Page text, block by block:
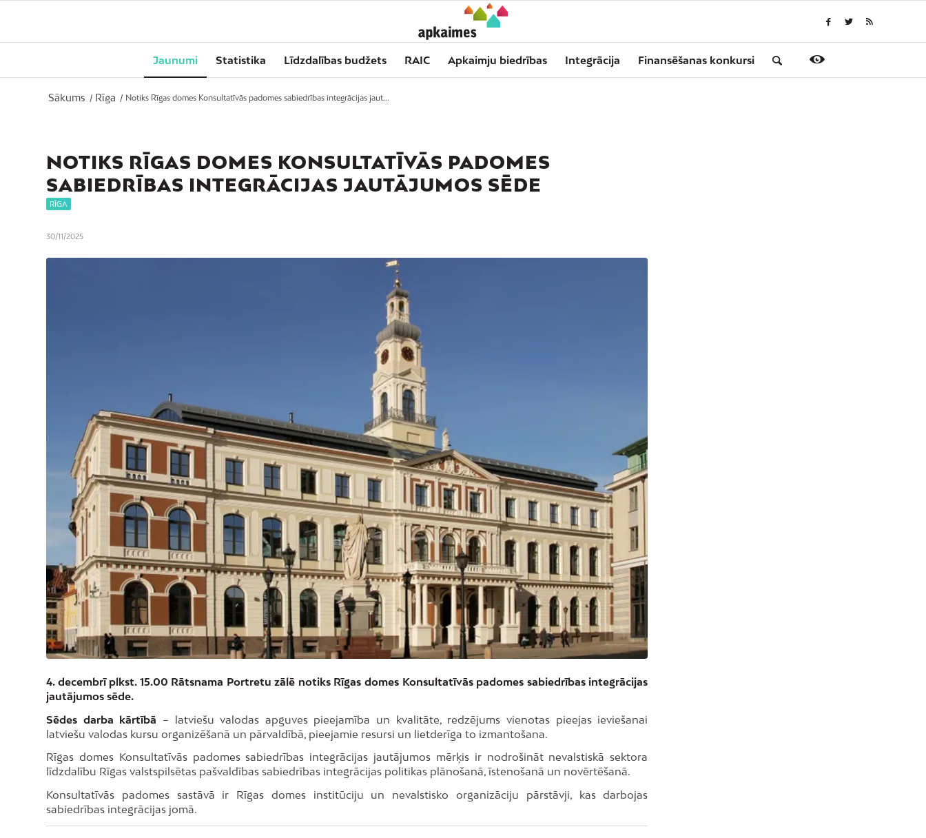
Jaunumi Statistika Līdzdalības budžets RAIC Apkaimju biedrības Integrācija Finansēšanas konkursi
Sākums / Rīga / Notiks Rīgas domes Konsultatīvās padomes sabiedrības integrācijas jaut...
NOTIKS RĪGAS DOMES KONSULTATĪVĀS PADOMES
SABIEDRĪBAS INTEGRĀCIJAS JAUTĀJUMOS SĒDE
RĪGA
30/11/2025
4. decembrī plkst. 15.00 Rātsnama Portretu zālē notiks Rīgas domes Konsultatīvās padomes sabiedrības integrācijas
jautājumos sēde.
Sēdes darba kārtībā – latviešu valodas apguves pieejamība un kvalitāte, redzējums vienotas pieejas ieviešanai
latviešu valodas kursu organizēšanā un pārvaldībā, pieejamie resursi un lietderīga to izmantošana.
Rīgas domes Konsultatīvās padomes sabiedrības integrācijas jautājumos mērķis ir nodrošināt nevalstiskā sektora
līdzdalību Rīgas valstspilsētas pašvaldības sabiedrības integrācijas politikas plānošanā, īstenošanā un novērtēšanā.
Konsultatīvās padomes sastāvā ir Rīgas domes institūciju un nevalstisko organizāciju pārstāvji, kas darbojas
sabiedrības integrācijas jomā.